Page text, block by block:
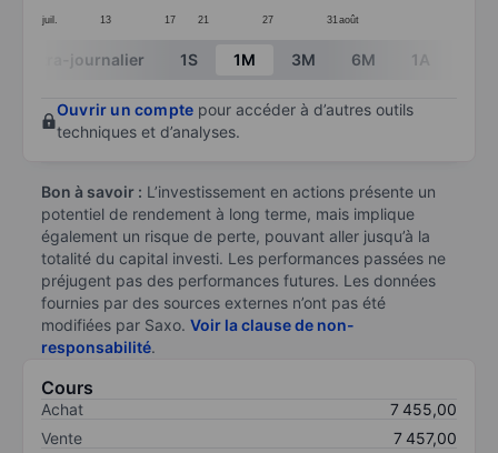
juil. 13 17 21 27 31 août
End of interactive chart.
Intra-journalier 1S 1M 3M 6M 1A
Ouvrir un compte pour accéder à d’autres outils
techniques et d’analyses.
Bon à savoir : L’investissement en actions présente un
potentiel de rendement à long terme, mais implique
également un risque de perte, pouvant aller jusqu’à la
totalité du capital investi. Les performances passées ne
préjugent pas des performances futures. Les données
fournies par des sources externes n’ont pas été
modifiées par Saxo. Voir la clause de non-
responsabilité.
Cours
Achat
7 455,00
Vente
7 457,00